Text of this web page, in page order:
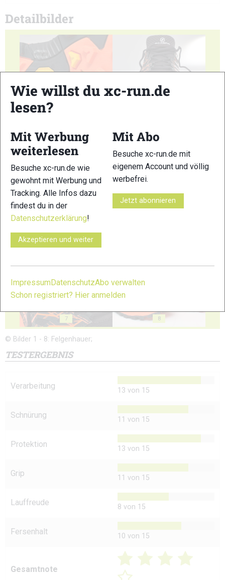
Detailbilder
5
7 8
© Bilder 1 - 8: Felgenhauer;
TESTERGEBNIS
Verarbeitung 13 von 15
Schnürung 11 von 15
Protektion 13 von 15
Grip 11 von 15
Lauffreude 8 von 15
Fersenhalt 10 von 15
Gesamtnote
Wie willst du xc-run.de
lesen?
Mit Werbung
weiterlesen
Besuche xc-run.de wie
gewohnt mit Werbung und
Tracking. Alle Infos dazu
findest du in der
Datenschutzerklärung!
Akzeptieren und weiter
Mit Abo
Besuche xc-run.de mit
eigenem Account und völlig
werbefrei.
Jetzt abonnieren
Impressum DatenschutzAbo verwalten
Schon registriert? Hier anmelden